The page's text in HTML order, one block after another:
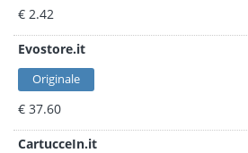
€ 2.42
Evostore.it
Originale
€ 37.60
CartucceIn.it